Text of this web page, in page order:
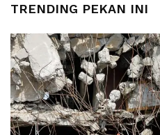
TRENDING PEKAN INI